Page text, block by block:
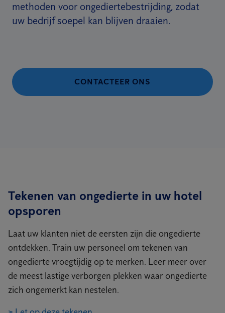
methoden voor ongediertebestrijding, zodat
uw bedrijf soepel kan blijven draaien.
CONTACTEER ONS
Tekenen van ongedierte in uw hotel
opsporen
Laat uw klanten niet de eersten zijn die ongedierte
ontdekken. Train uw personeel om tekenen van
ongedierte vroegtijdig op te merken. Leer meer over
de meest lastige verborgen plekken waar ongedierte
zich ongemerkt kan nestelen.